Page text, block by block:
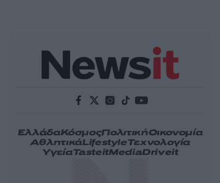
ΕλλάδαΚόσμοςΠολιτικήΟικονομία
ΑθλητικάLifestyleΤεχνολογία
ΥγείαTasteitMediaDriveit